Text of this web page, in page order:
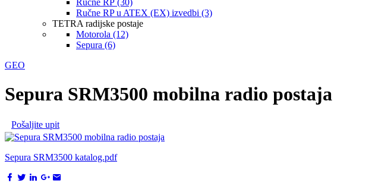
Ručne RP u ATEX (EX) izvedbi (3)
TETRA radijske postaje
Motorola (12)
Sepura (6)
GEO
Sepura SRM3500 mobilna radio postaja
Pošaljite upit
Sepura SRM3500 katalog.pdf